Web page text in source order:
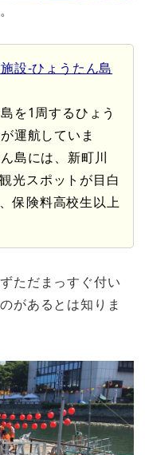
設-ひょうたん島
を1周するひょう
運航していま
島には、新町川
光スポットが目白
保険料高校生以上
ただまっすぐ付い
があるとは知りま